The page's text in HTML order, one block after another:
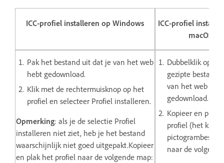
ICC-profiel installeren op Windows
ICC-profiel
macOS
Pak het bestand uit dat je van het web
hebt gedownload.
Klik met de rechtermuisknop op het
profiel en selecteer Profiel installeren.
Opmerking: als je de selectie Profiel
installeren niet ziet, heb je het bestand
waarschijnlijk niet goed uitgepakt.Kopieer
en plak het profiel naar de volgende map:
Dubbelklik op het
gezipte bestand
van het web hebt
gedownload.
Kopieer en plak
profiel (het
naar de